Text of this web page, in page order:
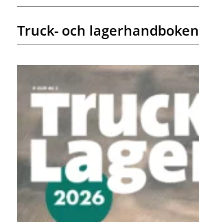
Truck- och lagerhandboken